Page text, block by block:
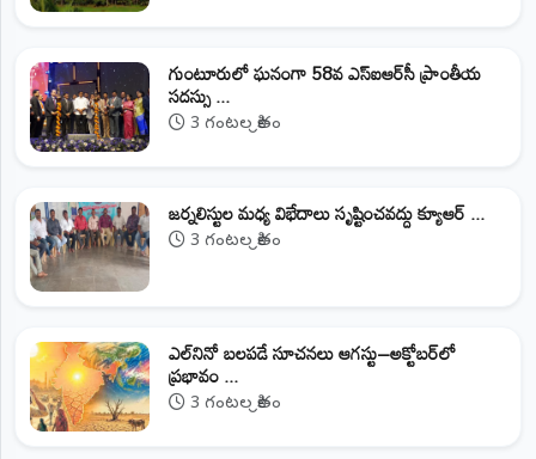
గుంటూరులో ఘనంగా 58వ ఎస్‌ఐఆర్‌సీ ప్రాంతీయ
సదస్సు ...
3 గంటల క్రితం
జర్నలిస్టుల మధ్య విభేదాలు సృష్టించవద్దు క్యూఆర్‌ ...
3 గంటల క్రితం
ఎల్‌నినో బలపడే సూచనలు ఆగస్టు–అక్టోబర్‌లో
ప్రభావం ...
3 గంటల క్రితం